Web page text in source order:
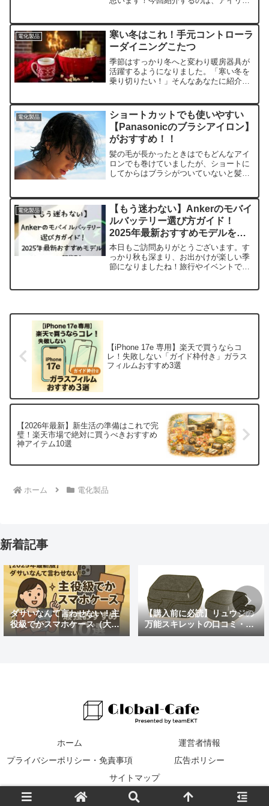
「市販の牛乳とヨーグルトを混ぜ合わせ
てボタンを押すだけでヨーグ...
電化製品
寒い冬はこれ！手元コントローラ
ーダイニングこたつ
季節はすっかり冬へと変わり暖房器具が
活躍するようになりました。「寒い冬を
乗り切りたい！」そんなあなたに紹介す
テーブルで作業したい人にはダイニング
テーブルのこたつバージョ...
電化製品
ショートカットでも使いやすい
【Panasonicのブラシアイロン】
がおすすめ！！
髪の毛が長かったときはでもどんなアイ
ロンでも巻けていましたが、ショートに
してからはブラシがついていないと髪の
し、丸みのあるシルエットにするために
基本使っています。アイロンを...
電化製品
【もう迷わない】Ankerのモバイ
ルバッテリー選び方ガイド！
2025年最新おすすめモデルをタ
イプ別に紹介
本日もご訪問ありがとうございます。す
っかり秋も深まり、お出かけが楽しい季
節になりましたね！旅行やイベントで、
【iPhone 17e 専用】楽天で買うならコ
レ！失敗しない「ガイド枠付き」ガラス
フィルムおすすめ3選
【2026年最新】新生活の準備はこれで完
璧！楽天市場で絶対に買うべきおすすめ
神アイテム10選
ホーム 電化製品
新着記事
ダサいなんて言わせない！主
役級でかスマホケース（大き
めの）最強おすすめ10選
【購入前に必読】リュウジの
万能スキレットの口コミ・評
判まとめ｜後悔しないための
ホーム
運営者情報
プライバシーポリシー・免責事項
広告ポリシー
サイトマップ
© 2016 Global Cafe.